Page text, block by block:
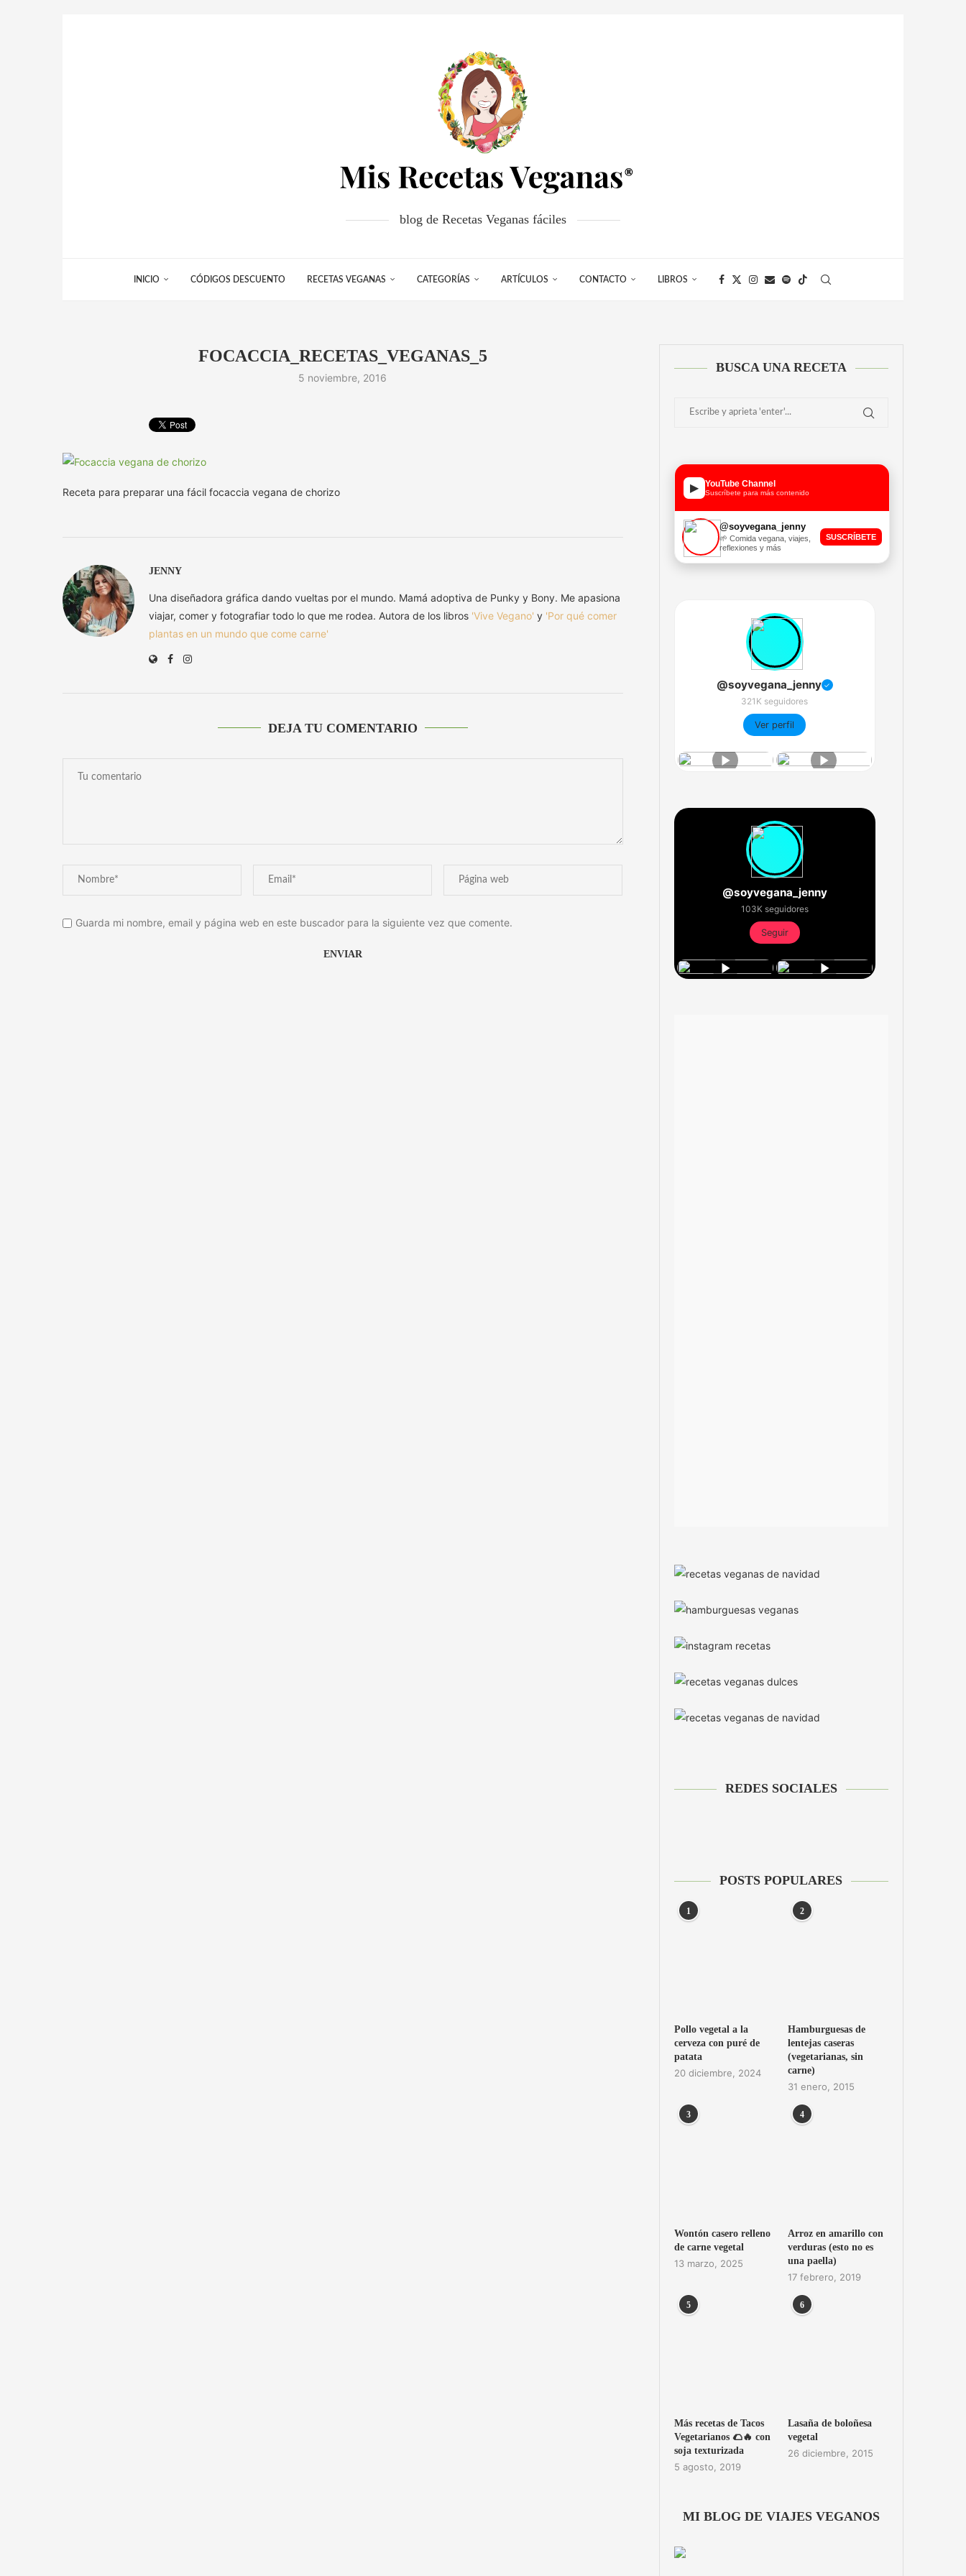
blog de Recetas Veganas fáciles
INICIO CÓDIGOS DESCUENTO RECETAS VEGANAS CATEGORÍAS ARTÍCULOS CONTACTO LIBROS
FOCACCIA_RECETAS_VEGANAS_5
5 noviembre, 2016
Receta para preparar una fácil focaccia vegana de chorizo
JENNY
Una diseñadora gráfica dando vueltas por el mundo. Mamá adoptiva de Punky y Bony. Me apasiona
viajar, comer y fotografiar todo lo que me rodea. Autora de los libros 'Vive Vegano' y 'Por qué comer
plantas en un mundo que come carne'
DEJA TU COMENTARIO
Guarda mi nombre, email y página web en este buscador para la siguiente vez que comente.
BUSCA UNA RECETA
▶ YouTube Channel
Suscríbete para más contenido
@soyvegana_jenny
🌱 Comida vegana, viajes,
reflexiones y más
SUSCRÍBETE
@soyvegana_jenny ✓
321K seguidores
Ver perfil
@soyvegana_jenny
103K seguidores
Seguir
REDES SOCIALES
POSTS POPULARES
1
Pollo vegetal a la
cerveza con puré de
patata
20 diciembre, 2024
2
Hamburguesas de
lentejas caseras
(vegetarianas, sin
carne)
31 enero, 2015
3
Wontón casero relleno
de carne vegetal
13 marzo, 2025
4
Arroz en amarillo con
verduras (esto no es
una paella)
17 febrero, 2019
5
Más recetas de Tacos
Vegetarianos 🌮🔥 con
soja texturizada
5 agosto, 2019
6
Lasaña de boloñesa
vegetal
26 diciembre, 2015
MI BLOG DE VIAJES VEGANOS